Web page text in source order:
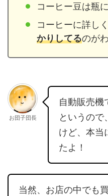
コーヒー豆は瓶
コーヒーに詳し
かりしてるのが
お団子団長
自動販売機
というので
けど、本当
たよ！
当然、お店の中でも